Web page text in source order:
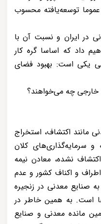
کشوری که عموما توسعه‌یافته محسوب
در ایران و نسبت آن با
داد که اساسا گره کار
یکی است: بهبود فضای
خارجی چه می‌خواهند؟
مانند اکتشاف، استخراج
سرمایه‌گذاری‌های کلان
نشده، معادن نیمه
و اکناف کشور و عدم
صنایع معدنی در زنجیره
است. به همین خاطر در
مانده معدنی و صنایع